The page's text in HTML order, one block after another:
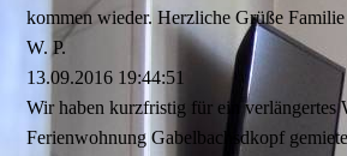
kommen wieder. Herzliche Grüße
W. P.
13.09.2016 19:44:51
Wir haben kurzfristig für ein verlängertes
Ferienwohnung Gabelbachsdkopf